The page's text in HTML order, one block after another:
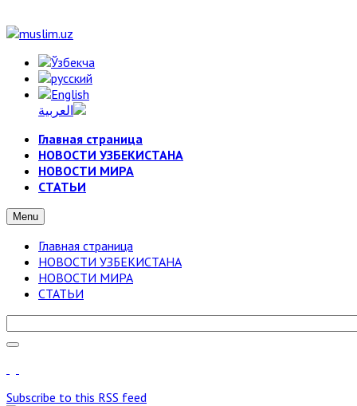
Главная страница
НОВОСТИ УЗБЕКИСТАНА
НОВОСТИ МИРА
СТАТЬИ
Menu
Главная страница
НОВОСТИ УЗБЕКИСТАНА
НОВОСТИ МИРА
СТАТЬИ
Subscribe to this RSS feed